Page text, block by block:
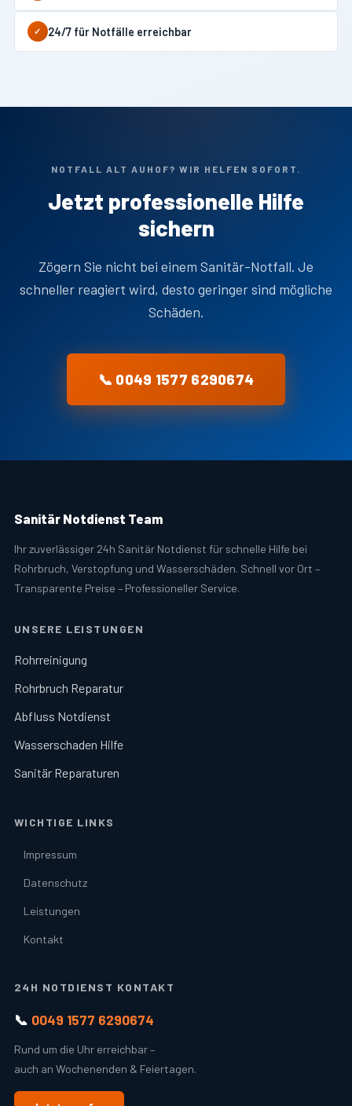
✓ 24/7 für Notfälle erreichbar
NOTFALL ALT AUHOF? WIR HELFEN SOFORT.
Jetzt professionelle Hilfe
sichern
Zögern Sie nicht bei einem Sanitär-Notfall. Je
schneller reagiert wird, desto geringer sind mögliche
Schäden.
📞 0049 1577 6290674
Sanitär Notdienst Team
Ihr zuverlässiger 24h Sanitär Notdienst für schnelle Hilfe bei
Rohrbruch, Verstopfung und Wasserschäden. Schnell vor Ort –
Transparente Preise – Professioneller Service.
UNSERE LEISTUNGEN
Rohrreinigung
Rohrbruch Reparatur
Abfluss Notdienst
Wasserschaden Hilfe
Sanitär Reparaturen
WICHTIGE LINKS
Impressum
Datenschutz
Leistungen
Kontakt
24H NOTDIENST KONTAKT
📞 0049 1577 6290674
Rund um die Uhr erreichbar –
auch an Wochenenden & Feiertagen.